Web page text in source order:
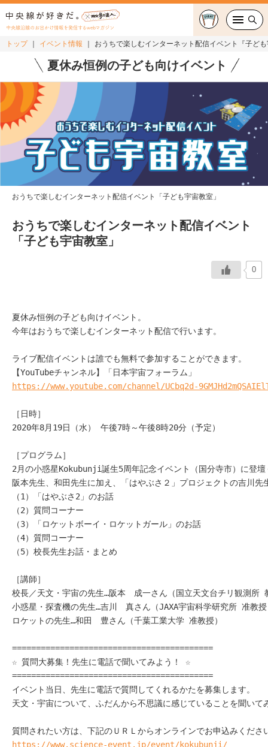
中央線沿線のお出かけ情報を発信するwebマガジン
グルメ・カフェ
スイーツ・テイクアウト
おでかけ
ショッピング
中央線カルチャー
連載
おしらせ
駅から探す
トップ イベント情報 おうちで楽しむインターネット配信イベント『子ど
夏休み恒例の子ども向けイベント
おうちで楽しむインターネット配信イベント「子ども宇宙教室」
おうちで楽しむインターネット配信イベント
「子ども宇宙教室」
0
夏休み恒例の子ども向けイベント。
今年はおうちで楽しむインターネット配信で行います。
ライブ配信イベントは誰でも無料で参加することができます。
【YouTubeチャンネル】
「日本宇宙フォーラム」
https://www.youtube.com/channel/UCbq2d-
2020年8月19日（水） 午後7時～午後8時20分（予定）
［プログラム］
2月の小惑星Kokubunji誕生5周年記念イベント（国分寺市）に登壇
阪本先生、和田先生に加え、「はやぶさ２」プロジェクトの吉川先
（1）「はやぶさ2」のお話
（2）質問コーナー
（3）「ロケットボーイ・ロケットガール」のお話
（4）質問コーナー
（5）校長先生お話・まとめ
［講師］
校長／天文・宇宙の先生…阪本　成一さん（国立天文台チリ観測所
小惑星・探査機の先生…吉川　真さん（JAXA宇宙科学研究所 准教
ロケットの先生…和田　豊さん（千葉工業大学 准教授）
==========================================
☆ 質問大募集！先生に電話で聞いてみよう！ ☆
==========================================
イベント当日、先生に電話で質問してくれるかたを募集します。
天文・宇宙について、ふだんから不思議に感じていることを聞いて
https://www.science-event.jp/event/kokubunji/